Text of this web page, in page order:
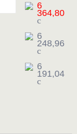
6
364,80
c
6
248,96
c
6
191,04
c